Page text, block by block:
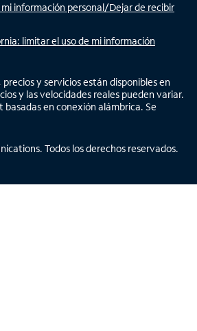
información personal/Dejar de recibir
limitar el uso de mi información
y servicios están disponibles en
y las velocidades reales pueden variar.
en conexión alámbrica. Se
Todos los derechos reservados.